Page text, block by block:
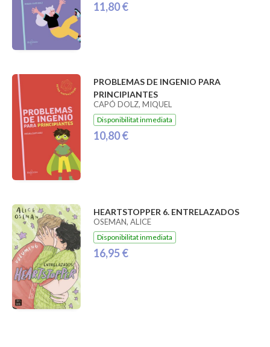
11,80 €
PROBLEMAS DE INGENIO PARA
PRINCIPIANTES
CAPÓ DOLZ, MIQUEL
Disponibilitat inmediata
10,80 €
HEARTSTOPPER 6. ENTRELAZADOS
OSEMAN, ALICE
Disponibilitat inmediata
16,95 €